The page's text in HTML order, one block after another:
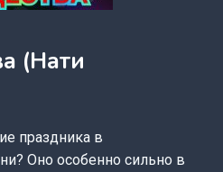
(Нати
праздника в
Оно особенно сильно в